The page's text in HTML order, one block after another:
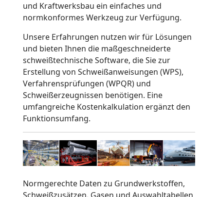
und Kraftwerksbau ein einfaches und
normkonformes Werkzeug zur Verfügung.
Unsere Erfahrungen nutzen wir für Lösungen
und bieten Ihnen die maßgeschneiderte
schweißtechnische Software, die Sie zur
Erstellung von Schweißanweisungen (WPS),
Verfahrensprüfungen (WPQR) und
Schweißerzeugnissen benötigen. Eine
umfangreiche Kostenkalkulation ergänzt den
Funktionsumfang.
Normgerechte Daten zu Grundwerkstoffen,